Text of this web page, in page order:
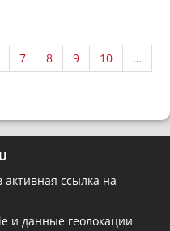
7 8 9 10
…
ссылка на
и данные геолокации